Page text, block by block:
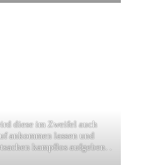
diese im Zweifel auch
ankommen lassen und
kampflos aufgeben. .